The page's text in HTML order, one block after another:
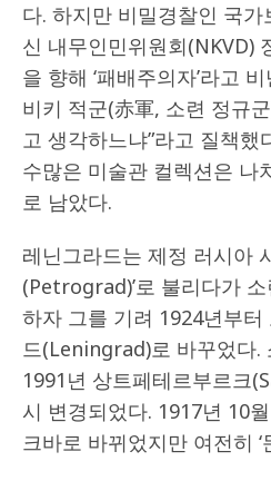
다. 하지만 비밀경찰인 국가
신 내무인민위원회(NKVD)
을 향해 ‘패배주의자’라고
비키 적군(赤軍, 소련 정규
고 생각하느냐”라고 질책했
수많은 미술관 컬렉션은 나
로 남았다.
레닌그라드는 제정 러시아
(Petrograd)’로 불리다가
하자 그를 기려 1924년부
드(Leningrad)로 바꾸었다.
1991년 상트페테르부르크
시 변경되었다. 1917년 10
크바로 바뀌었지만 여전히 ‘